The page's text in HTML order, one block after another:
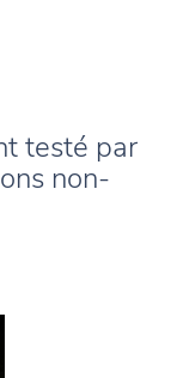
testé par
non-